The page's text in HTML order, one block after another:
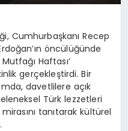
Cumhurbaşkanı Recep
öncülüğünde
Haftası’
gerçekleştirdi. Bir
davetlilere açık
Türk lezzetleri
tanıtarak kültürel